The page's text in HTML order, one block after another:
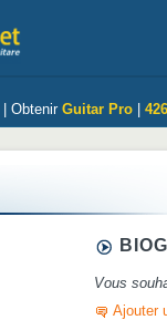
| Obtenir Guitar Pro
Vous
Ajouter